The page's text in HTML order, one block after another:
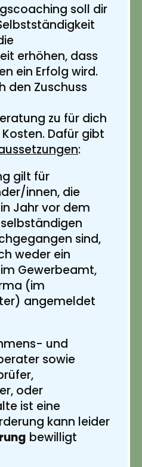
soll dir
erhöhen, dass
ein Erfolg wird.
den Zuschuss
zu für dich
Dafür gibt
:
gilt für
innen, die
Jahr vor dem
selbständigen
sind,
weder ein
Gewerbeamt,
(im
angemeldet
und
sowie
oder
ist eine
kann leider
bewilligt